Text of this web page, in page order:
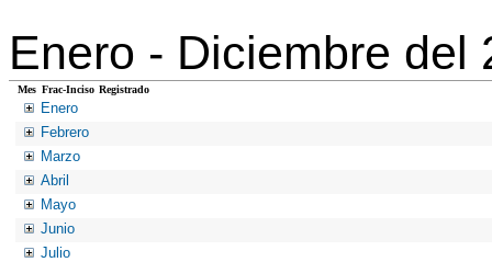
Enero - Diciembre del
Mes Frac-Inciso Registrado
Enero
Febrero
Marzo
Abril
Mayo
Junio
Julio